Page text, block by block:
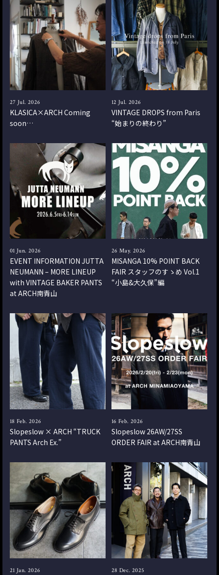
27 Jul. 2026
KLASICA×ARCH Coming
soon…
12 Jul. 2026
VINTAGE DROPS from Paris
“始まりの終わり”
01 Jun. 2026
EVENT INFORMATION JUTTA
NEUMANN – MORE LINEUP
with VINTAGE BAKER PANTS
at ARCH南青山
26 May. 2026
MISANGA 10% POINT BACK
FAIR スタッフのすゝめ Vol.1
“小島&大久保”編
18 Feb. 2026
Slopeslow × ARCH “TRUCK
PANTS Arch Ex.”
16 Feb. 2026
Slopeslow 26AW/27SS
ORDER FAIR at ARCH南青山
21 Jan. 2026 28 Dec. 2025